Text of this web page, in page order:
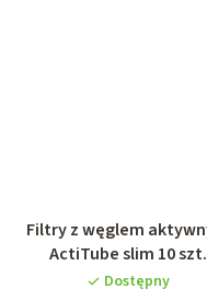
Filtry z węglem aktywnym
ActiTube slim 10 szt.
Dostępny